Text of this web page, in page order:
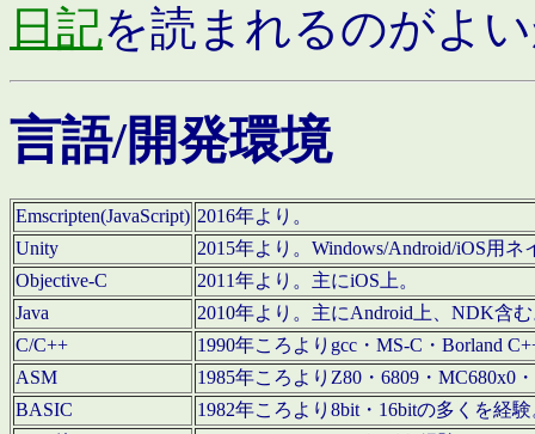
日記を読まれるのがよ
言語/開発環境
Emscripten(JavaScript) 2016年より。
Unity
2015年より。Windows/Android/iOS用
Objective-C
2011年より。主にiOS上。
Java
2010年より。主にAndroid上、NDK含
C/C++
1990年ころよりgcc・MS-C・Borland
ASM
1985年ころよりZ80・6809・MC680x0
BASIC
1982年ころより8bit・16bitの多くを経